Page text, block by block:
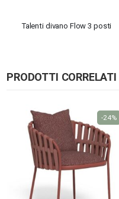
Talenti divano Flow 3 posti
PRODOTTI CORRELATI
-24%